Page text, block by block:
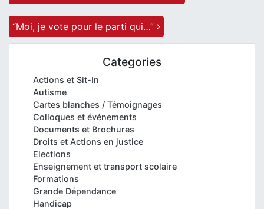
“Moi, je vote pour le parti qui…”
Categories
Actions et Sit-In
Autisme
Cartes blanches / Témoignages
Colloques et événements
Documents et Brochures
Droits et Actions en justice
Elections
Enseignement et transport scolaire
Formations
Grande Dépendance
Handicap